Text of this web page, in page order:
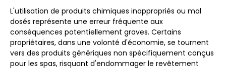
L'utilisation de produits chimiques inappropriés ou mal
dosés représente une erreur fréquente aux
conséquences potentiellement graves. Certains
propriétaires, dans une volonté d'économie, se tournent
vers des produits génériques non spécifiquement conçus
pour les spas, risquant d'endommager le revêtement